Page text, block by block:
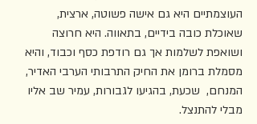
העוצמתיים היא גם אישה פשוטה, ארצית,
שאוכלת כובה בידיים, בתאווה. היא חרוצה
ושואפת לשלמות אך גם רודפת כסף וכבוד, והיא
מסמלת ברומן את החיק התרבותי הערבי האדיר,
המנחם,  שכעת, בהגיעו לגבורות, עמיר שב אליו
מבלי להתנצל.